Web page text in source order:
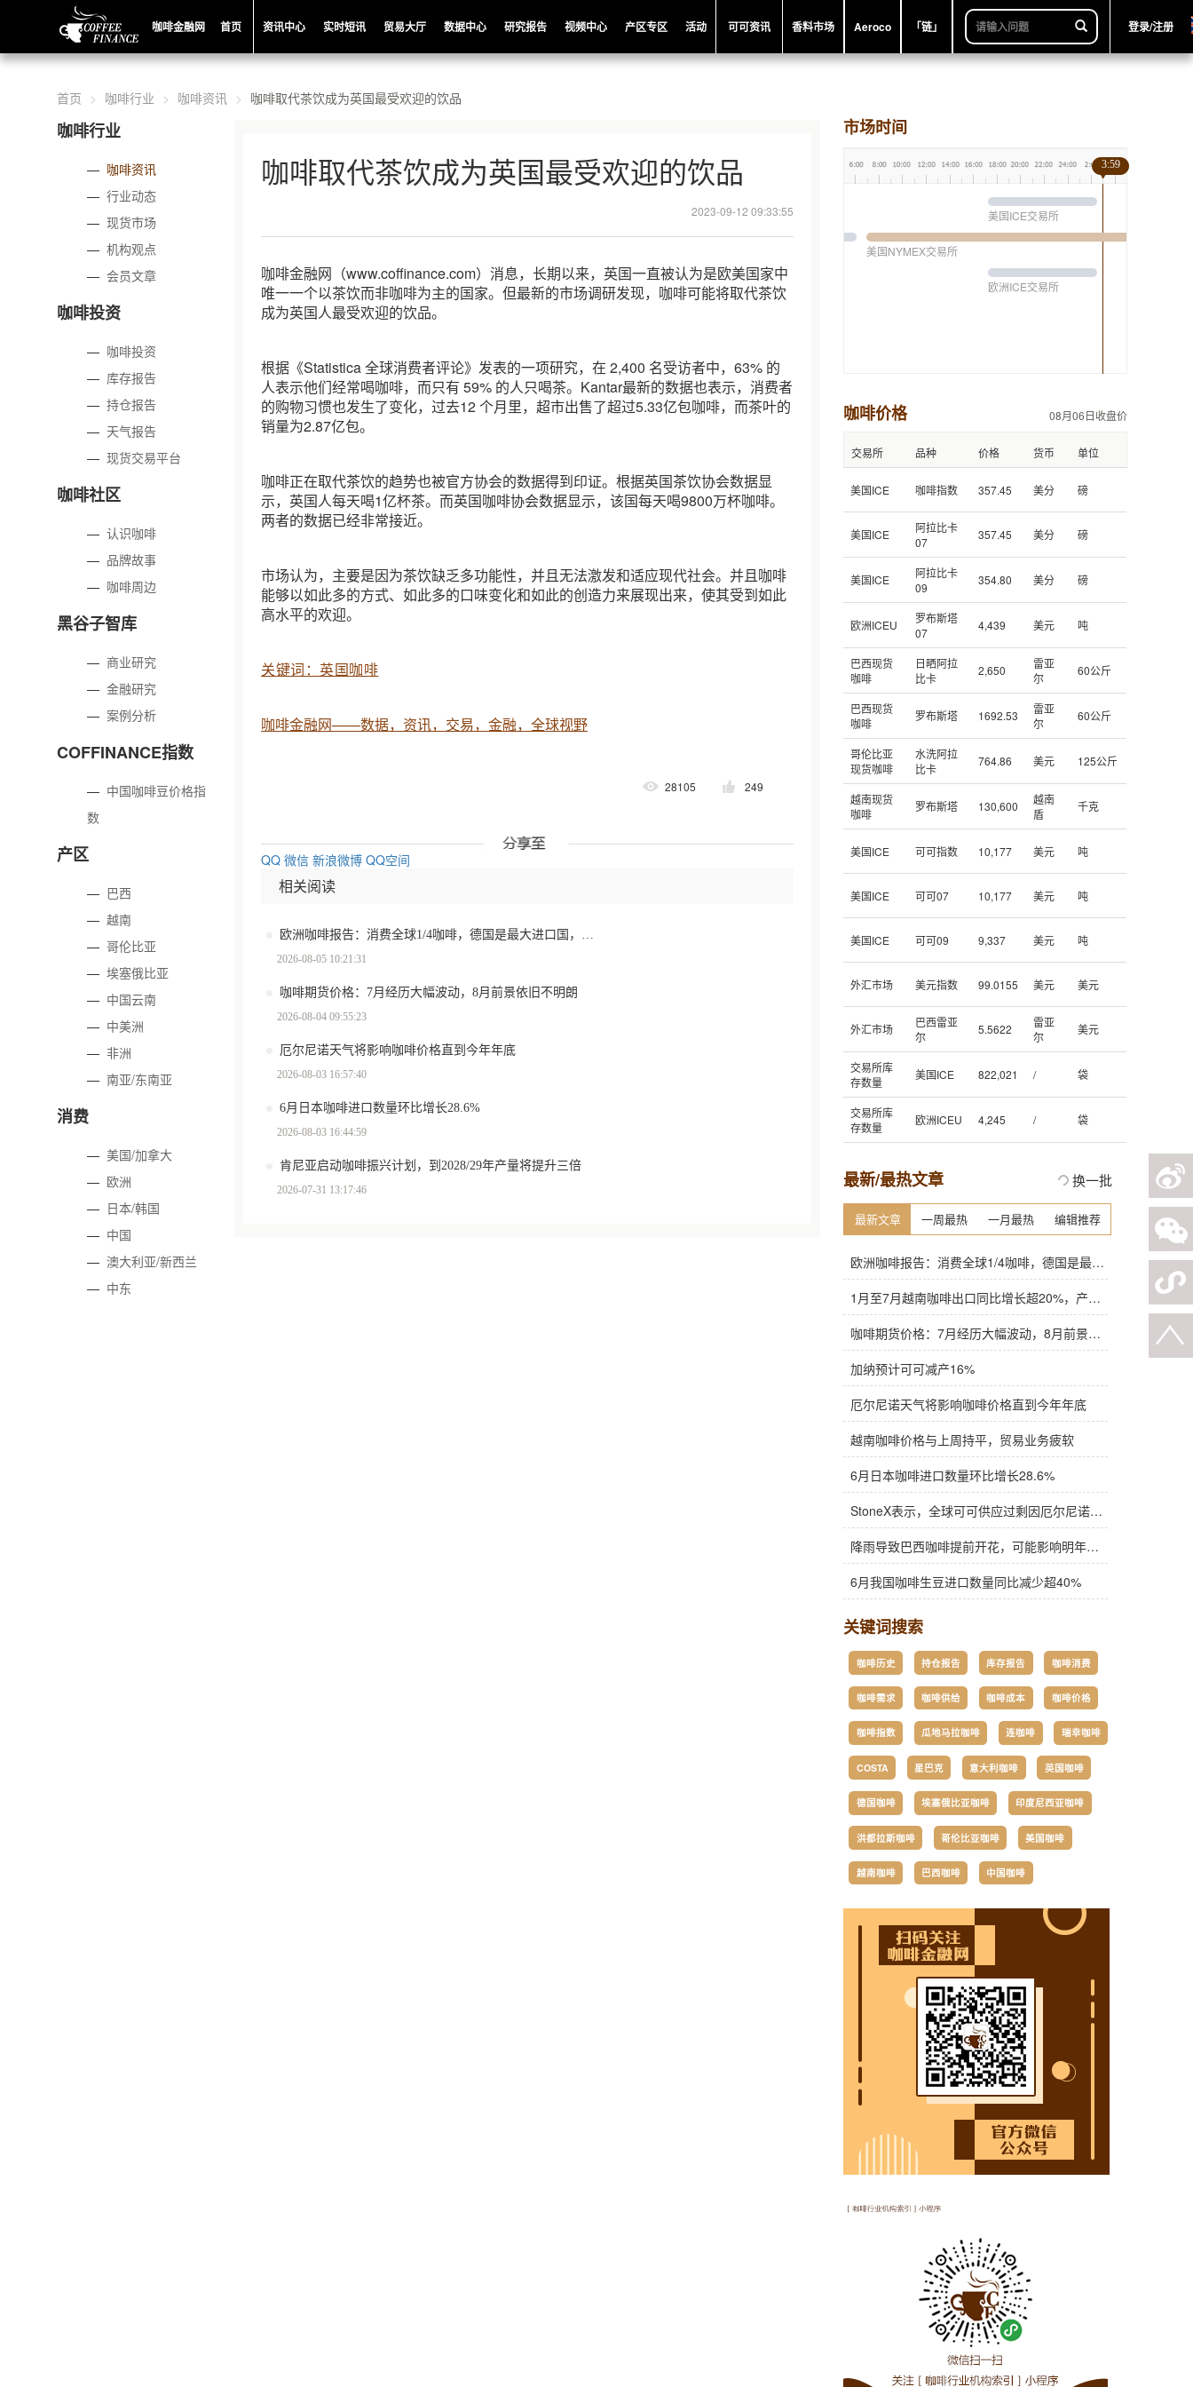
咖啡金融网 首页 资讯中心 实时短讯 贸易大厅 数据中心 研究报告 视频中心 产区专区 活动 可可资讯 香料市场 Aeroco 「链」 登录/注册
首页 咖啡行业 咖啡资讯 咖啡取代茶饮成为英国最受欢迎的饮品
咖啡行业
— 咖啡资讯
—行业动态
—现货市场
—机构观点
—会员文章
咖啡投资
— 咖啡投资
— 库存报告
—持仓报告
— 天气报告
—现货交易平台
咖啡社区
—认识咖啡
— 品牌故事
— 咖啡周边
黑谷子智库
— 商业研究
—金融研究
—案例分析
COFFINANCE指数
— 中国咖啡豆价格指
数
产区
— 巴西
—越南
—哥伦比亚
—埃塞俄比亚
— 中国云南
— 中美洲
—非洲
—南亚/东南亚
消费
—美国/加拿大
— 欧洲
— 日本/韩国
— 中国
— 澳大利亚/新西兰
— 中东
咖啡取代茶饮成为英国最受欢迎的饮品
2023-09-12 09:33:55
咖啡金融网（www.coffinance.com）消息，长期以来，英国一直被认为是欧美国家中
唯一一个以茶饮而非咖啡为主的国家。但最新的市场调研发现，咖啡可能将取代茶饮
成为英国人最受欢迎的饮品。
根据《Statistica 全球消费者评论》发表的一项研究，在 2,400 名受访者中，63% 的
人表示他们经常喝咖啡，而只有 59% 的人只喝茶。Kantar最新的数据也表示，消费者
的购物习惯也发生了变化，过去12 个月里，超市出售了超过5.33亿包咖啡，而茶叶的
销量为2.87亿包。
咖啡正在取代茶饮的趋势也被官方协会的数据得到印证。根据英国茶饮协会数据显
示，英国人每天喝1亿杯茶。而英国咖啡协会数据显示，该国每天喝9800万杯咖啡。
两者的数据已经非常接近。
市场认为，主要是因为茶饮缺乏多功能性，并且无法激发和适应现代社会。并且咖啡
能够以如此多的方式、如此多的口味变化和如此的创造力来展现出来，使其受到如此
高水平的欢迎。
关键词：英国咖啡
咖啡金融网——数据，资讯，交易，金融，全球视野
28105 249
QQ 微信 新浪微博 QQ空间
相关阅读
2026-08-05 10:21:31
咖啡期货价格：7月经历大幅波动，8月前景依旧不明朗
2026-08-04 09:55:23
厄尔尼诺天气将影响咖啡价格直到今年年底
2026-08-03 16:57:40
6月日本咖啡进口数量环比增长28.6%
2026-08-03 16:44:59
肯尼亚启动咖啡振兴计划，到2028/29年产量将提升三倍
2026-07-31 13:17:46
市场时间
美国ICE交易所
美国NYMEX交易所
欧洲ICE交易所
3:59
咖啡价格 08月06日收盘价
交易所 品种 价格 货币 单位
美国ICE 咖啡指数 357.45 美分 磅
美国ICE
阿拉比卡
07
357.45 美分 磅
美国ICE
阿拉比卡
09
354.80 美分 磅
欧洲ICEU
罗布斯塔
07
4,439 美元 吨
巴西现货
咖啡
日晒阿拉
比卡
2,650
雷亚
尔
60公斤
巴西现货
咖啡
罗布斯塔 1692.53
雷亚
尔
60公斤
哥伦比亚
现货咖啡
水洗阿拉
比卡
764.86 美元 125公斤
越南现货
咖啡
罗布斯塔 130,600
越南
盾
千克
美国ICE 可可指数 10,177 美元 吨
美国ICE 可可07 10,177 美元 吨
美国ICE 可可09 9,337 美元 吨
外汇市场 美元指数 99.0155 美元 美元
外汇市场
巴西雷亚
尔
5.5622
雷亚
尔
美元
交易所库
存数量
美国ICE 822,021 / 袋
交易所库
存数量
欧洲ICEU 4,245 / 袋
最新/最热文章 换一批
最新文章 一周最热 一月最热 编辑推荐
欧洲咖啡报告：消费全球1/4咖啡，德国是最大进口国，意大利在烘焙咖啡生产中领先
1月至7月越南咖啡出口同比增长超20%，产量也将是过去四年来最高
咖啡期货价格：7月经历大幅波动，8月前景依旧不明朗
加纳预计可可减产16%
厄尔尼诺天气将影响咖啡价格直到今年年底
越南咖啡价格与上周持平，贸易业务疲软
6月日本咖啡进口数量环比增长28.6%
StoneX表示，全球可可供应过剩因厄尔尼诺而萎缩
降雨导致巴西咖啡提前开花，可能影响明年产量，造成近期价格波动极不稳定
6月我国咖啡生豆进口数量同比减少超40%
关键词搜索
咖啡历史 持仓报告 库存报告 咖啡消费
咖啡需求 咖啡供给 咖啡成本 咖啡价格
咖啡指数 瓜地马拉咖啡 连咖啡 瑞幸咖啡
COSTA 星巴克 意大利咖啡 英国咖啡
德国咖啡 埃塞俄比亚咖啡 印度尼西亚咖啡
洪都拉斯咖啡 哥伦比亚咖啡 美国咖啡
越南咖啡 巴西咖啡 中国咖啡